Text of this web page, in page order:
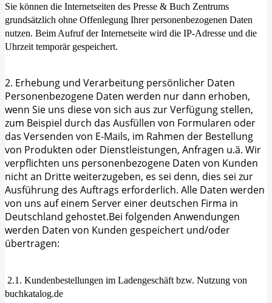
Sie können die Internetseiten des Presse & Buch Zentrums
grundsätzlich ohne Offenlegung Ihrer personenbezogenen Daten
nutzen. Beim Aufruf der Internetseite wird die IP-Adresse und die
Uhrzeit temporär gespeichert.
2. Erhebung und Verarbeitung persönlicher Daten
Personenbezogene Daten werden nur dann erhoben,
wenn Sie uns diese von sich aus zur Verfügung stellen,
zum Beispiel durch das Ausfüllen von Formularen oder
das Versenden von E-Mails, im Rahmen der Bestellung
von Produkten oder Dienstleistungen, Anfragen u.ä. Wir
verpflichten uns personenbezogene Daten von Kunden
nicht an Dritte weiterzugeben, es sei denn, dies sei zur
Ausführung des Auftrags erforderlich. Alle Daten werden
von uns auf einem Server einer deutschen Firma in
Deutschland gehostet.Bei folgenden Anwendungen
werden Daten von Kunden gespeichert und/oder
übertragen:
2.1. Kundenbestellungen im Ladengeschäft bzw. Nutzung von
buchkatalog.de